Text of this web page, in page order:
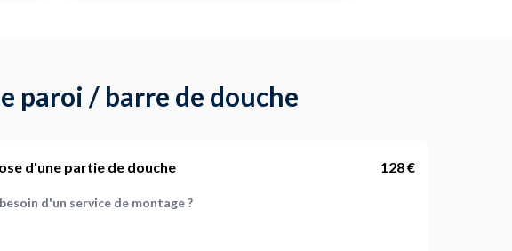
paroi / barre de douche
d'une partie de douche 128 €
d'un service de montage ?